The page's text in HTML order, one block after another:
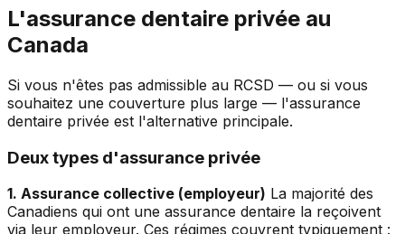
L'assurance dentaire privée au
Canada
Si vous n'êtes pas admissible au RCSD — ou si vous
souhaitez une couverture plus large — l'assurance
dentaire privée est l'alternative principale.
Deux types d'assurance privée
1. Assurance collective (employeur) La majorité des
Canadiens qui ont une assurance dentaire la reçoivent
via leur employeur. Ces régimes couvrent typiquement :